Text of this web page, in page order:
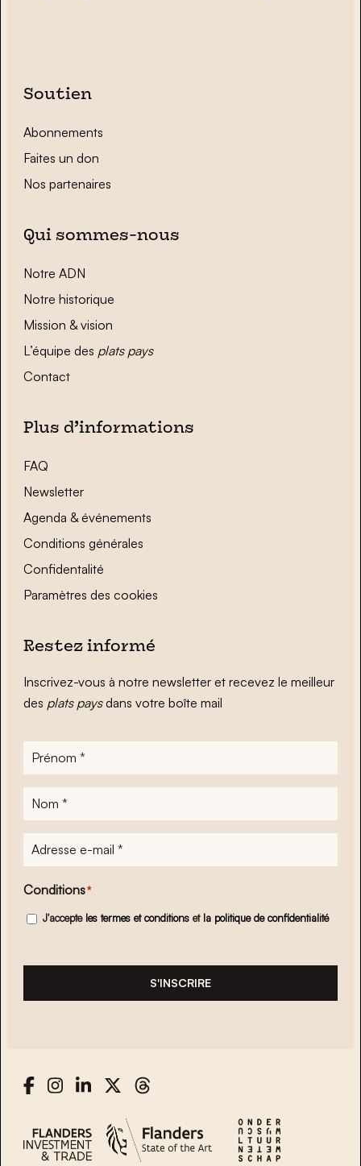
Soutien
Abonnements
Faites un don
Nos partenaires
Qui sommes-nous
Notre ADN
Notre historique
Mission & vision
L’équipe des plats pays
Contact
Plus d’informations
FAQ
Newsletter
Agenda & événements
Conditions générales
Confidentalité
Paramètres des cookies
Restez informé
Inscrivez-vous à notre newsletter et recevez le meilleur
des plats paysdans votre boîte mail
Prénom
Nom
Adresse
e-
mail*
Conditions*
J'accepte les termes et conditions et la politique de confidentialité
S'INSCRIRE